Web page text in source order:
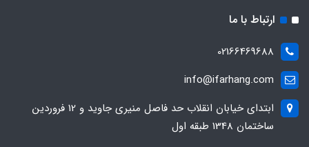
ارتباط با ما
02166469688
info@ifarhang.com
ابتداي خيابان انقلاب حد فاصل منيري جاويد و 12 فروردين
ساختمان 1348 طبقه اول